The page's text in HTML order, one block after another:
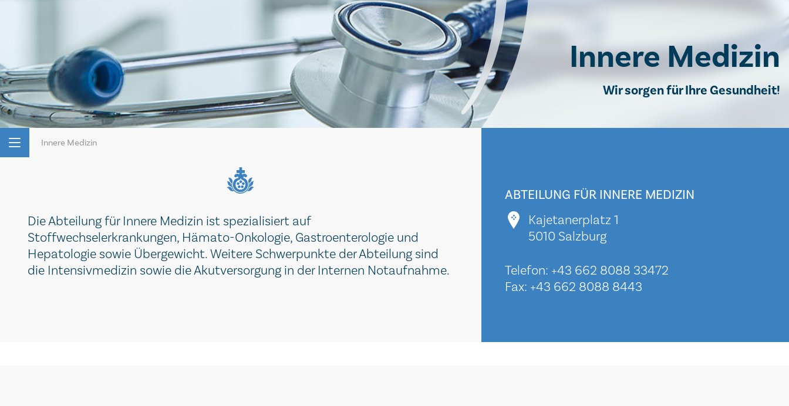
Innere Medizin
Wir sorgen für Ihre Gesundheit!
Innere Medizin
Die Abteilung für Innere Medizin ist spezialisiert auf
Stoffwechselerkrankungen, Hämato-Onkologie, Gastroenterologie und
Hepatologie sowie Übergewicht. Weitere Schwerpunkte der Abteilung sind
die Intensivmedizin sowie die Akutversorgung in der Internen Notaufnahme.
ABTEILUNG FÜR INNERE MEDIZIN
Kajetanerplatz 1
5010 Salzburg
Telefon: +43 662 8088 33472
Fax: +43 662 8088 8443